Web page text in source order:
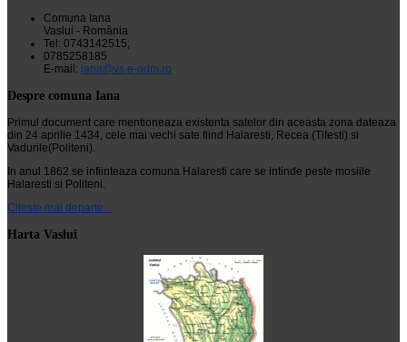
Comuna Iana
Vaslui - România
Tel: 0743142515;
0785258185
E-mail: iana@vs.e-adm.ro
Despre comuna Iana
Primul document care mentioneaza existenta satelor din aceasta zona dateaza
din 24 aprilie 1434, cele mai vechi sate fiind Halaresti, Recea (Tifesti) si
Vadurile(Politeni).
In anul 1862 se infiinteaza comuna Halaresti care se intinde peste mosiile
Halaresti si Politeni.
Citeste mai departe...
Harta Vaslui